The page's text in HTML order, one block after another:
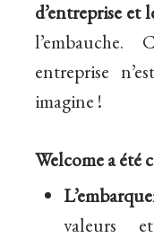
d’entreprise et
entreprise
imagine !
Welcome a été
valeurs